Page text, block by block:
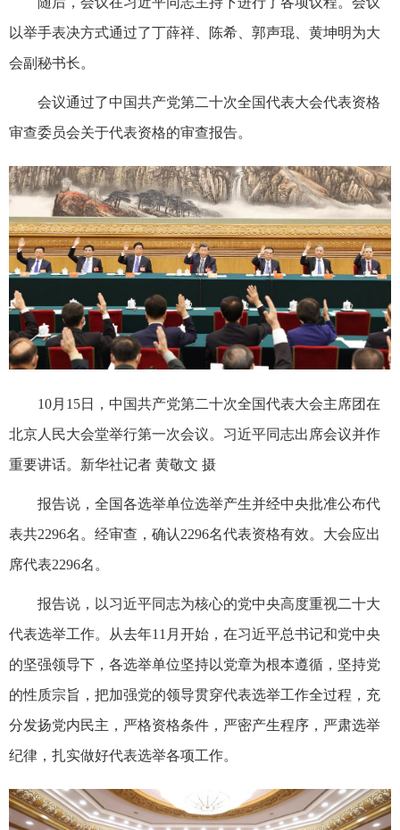
以举手表决方式通过了丁薛祥、陈希、郭声琨、黄坤明为大
会副秘书长。
会议通过了中国共产党第二十次全国代表大会代表资格
审查委员会关于代表资格的审查报告。
10月15日，中国共产党第二十次全国代表大会主席团在
北京人民大会堂举行第一次会议。习近平同志出席会议并作
重要讲话。新华社记者 黄敬文 摄
报告说，全国各选举单位选举产生并经中央批准公布代
表共2296名。经审查，确认2296名代表资格有效。大会应出
席代表2296名。
报告说，以习近平同志为核心的党中央高度重视二十大
代表选举工作。从去年11月开始，在习近平总书记和党中央
的坚强领导下，各选举单位坚持以党章为根本遵循，坚持党
的性质宗旨，把加强党的领导贯穿代表选举工作全过程，充
分发扬党内民主，严格资格条件，严密产生程序，严肃选举
纪律，扎实做好代表选举各项工作。